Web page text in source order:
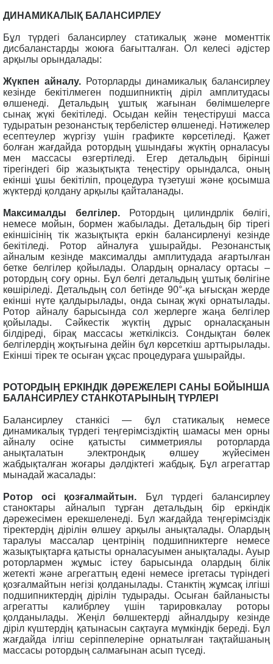
ДИНАМИКАЛЫҚ БАЛАНСИРЛЕУ
Бұл түрдегі балансирлеу статикалық және моменттік
дисбаланстарды жоюға бағытталған. Ол келесі әдістер
арқылы орындалады:
Жүкпен айналу.Роторларды динамикалық балансирлеу
кезінде бекітілмеген подшипниктің діріл амплитудасы
өлшенеді. Детальдың ұштық жағынан бөлімшелерге
сынақ жүкі бекітіледі. Осыдан кейін теңестіруші масса
тудыратын резонанстық тербелістер өлшенеді. Нәтижелер
есептеулер жүргізу үшін графикте көрсетіледі. Қажет
болған жағдайда ротордың ұшындағы жүктің орналасуы
мен массасы өзгертіледі. Егер детальдың бірінші
тірегіндегі бір жазықтықта теңестіру орындалса, оның
екінші ұшы бекітіліп, процедура түзетуші және қосымша
жүктерді қолдану арқылы қайталанады.
Максималды белгілер.
Ротордың цилиндрлік бөлігі,
немесе мойын, бормен жабылады. Детальдың бір тірегі
екіншісінің тік жазықтықта еркін балансирленуі кезінде
бекітіледі. Ротор айналуға ұшырайды. Резонанстық
айналым кезінде максималды амплитудада ағартылған
бетке белгілер қойылады. Олардың орналасу ортасы –
ротордың соғу орны. Бұл белгі детальдың ұштық бөлігіне
көшіріледі. Детальдың сол бетінде 90°-қа ығысқан жерде
екінші нүте қалдырылады, онда сынақ жүкі орнатылады.
Ротор айналу барысында сол жерлерге жаңа белгілер
қойылады. Сәйкестік жүктің дұрыс орналасқанын
білдіреді, бірақ массасы жеткіліксіз. Сондықтан бөлек
белгілердің жоқтығына дейін бұл көрсеткіш арттырылады.
Екінші тірек те осыған ұқсас процедураға ұшырайды.
РОТОРДЫҢ ЕРКІНДІК ДӘРЕЖЕЛЕРІ САНЫ БОЙЫНША
БАЛАНСИРЛЕУ СТАНКОТАРЫНЫҢ ТҮРЛЕРІ
Балансирлеу станкісі — бұл статикалық немесе
динамикалық түрдегі теңгерімсіздіктің шамасы мен орны
айналу осіне қатысты симметриялы роторларда
анықталатын электрондық өлшеу жүйесімен
жабдықталған жоғары дәлдіктегі жабдық. Бұл агрегаттар
мынадай жасалады:
Ротор осі қозғалмайтын.
Бұл түрдегі балансирлеу
станоктары айналып тұрған детальдың бір еркіндік
дәрежесімен ерекшеленеді. Бұл жағдайда теңгерімсіздік
тіректердің дірілін өлшеу арқылы анықталады. Олардың
таралуы массалар центрінің подшипниктерге немесе
жазықтықтарға қатысты орналасуымен анықталады. Ауыр
роторлармен жұмыс істеу барысында олардың білік
жетекті және агрегаттың едені немесе іргетасы түріндегі
қозғалмайтын негізі қолданылады. Станктің жұмсақ ілгіші
подшипниктердің дірілін тудырады. Осыған байланысты
агрегатты калибрлеу үшін тарировкалау роторы
қолданылады. Жеңіл бөлшектерді айналдыру кезінде
діріл күштердің қатынасын сақтауға мүмкіндік береді. Бұл
жағдайда ілгіш серіппелеріне орнатылған тақтайшаның
массасы ротордың салмағынан асып түседі.